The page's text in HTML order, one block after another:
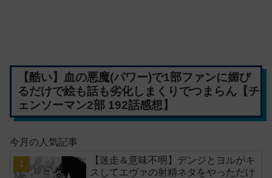
【酷い】血の悪魔(パワー)で1部ファンに媚び
るだけで絵も話も劣化しまくりでつまらん【チ
ェンソーマン2部 192話感想】
今月の人気記事
【迷走＆意味不明】デンジとヨルがキ
スしてエヴァの射精ネタをやっただけ